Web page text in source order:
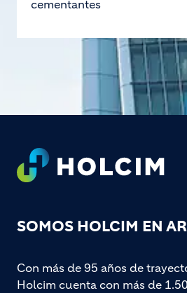
cementantes
Footer
SOMOS HOLCIM EN
Con más de 95 años de
Holcim cuenta con más de